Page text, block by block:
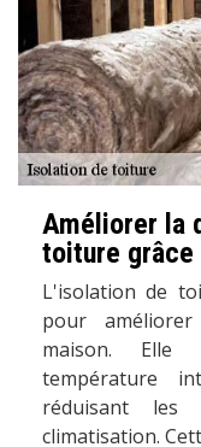
Améliorer la
toiture grâce
L'isolation de
pour
maison. Elle
température
réduisant
climatisation.